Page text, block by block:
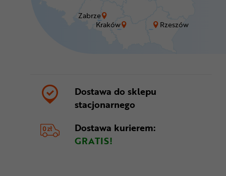
Kraków Rzeszów
Zabrze
Dostawa do sklepu
stacjonarnego
Dostawa kurierem:
GRATIS!